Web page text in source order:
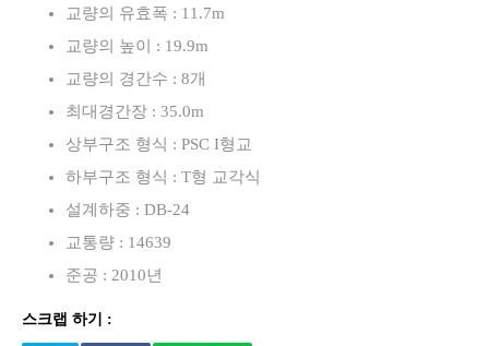
교량의 유효폭 : 11.7m
교량의 높이 : 19.9m
교량의 경간수 : 8개
최대경간장 : 35.0m
상부구조 형식 : PSC I형교
하부구조 형식 : T형 교각식
설계하중 : DB-24
교통량 : 14639
준공 : 2010년
스크랩 하기 :